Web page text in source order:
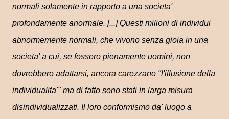
normali solamente in rapporto a una societa'
profondamente anormale. [...] Questi milioni di individui
abnormemente normali, che vivono senza gioia in una
societa' a cui, se fossero pienamente uomini, non
dovrebbero adattarsi, ancora carezzano "l'illusione della
individualita'" ma di fatto sono stati in larga misura
disindividualizzati. Il loro conformismo da' luogo a